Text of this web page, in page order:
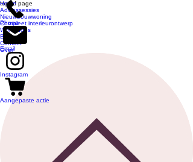
top of page
Home
Adviessessies
Nieuwbouwwoning
Compleet interieurontwerp
Workshops
Blog
Contact
Over
Phone
Email
Instagram
Aangepaste actie